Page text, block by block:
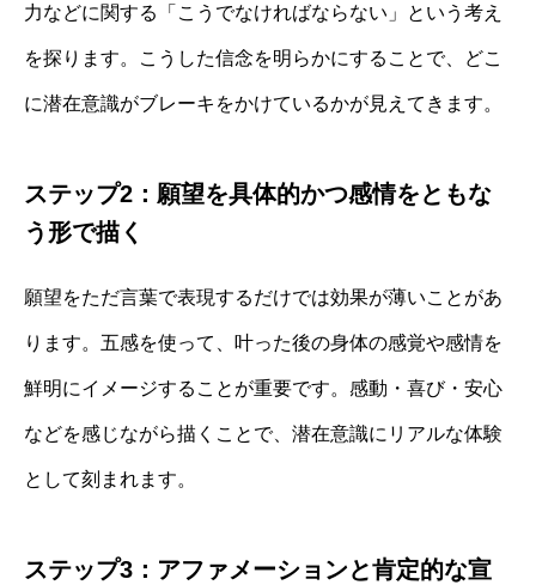
力などに関する「こうでなければならない」という考え
を探ります。こうした信念を明らかにすることで、どこ
に潜在意識がブレーキをかけているかが見えてきます。
ステップ2：願望を具体的かつ感情をともな
う形で描く
願望をただ言葉で表現するだけでは効果が薄いことがあ
ります。五感を使って、叶った後の身体の感覚や感情を
鮮明にイメージすることが重要です。感動・喜び・安心
などを感じながら描くことで、潜在意識にリアルな体験
として刻まれます。
ステップ3：アファメーションと肯定的な宣